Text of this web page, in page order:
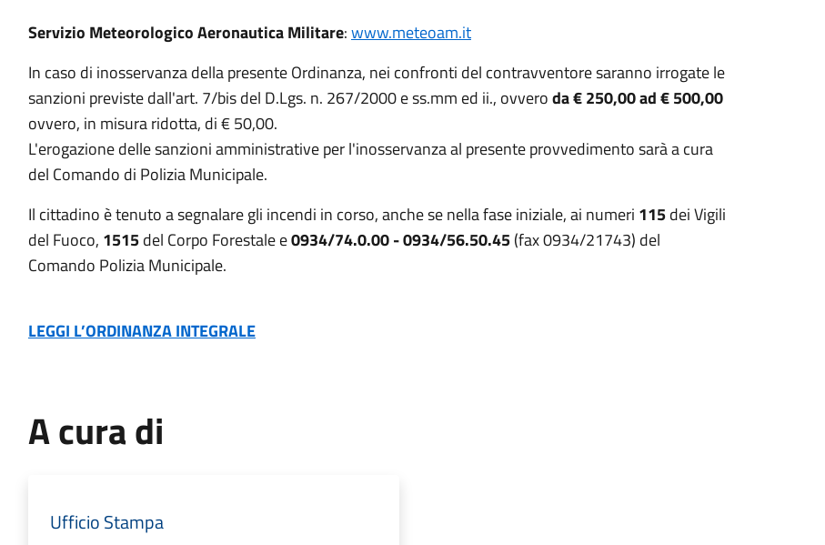
Servizio Meteorologico Aeronautica Militare:www.meteoam.it
In caso di inosservanza della presente Ordinanza, nei confronti del contravventore saranno irrogate le
sanzioni previste dall'art. 7/bis del D.Lgs. n. 267/2000 e ss.mm ed ii., ovveroda € 250,00 ad € 500,00
ovvero, in misura ridotta, di € 50,00.
L'erogazione delle sanzioni amministrative per l'inosservanza al presente provvedimento sarà a cura
del Comando di Polizia Municipale.
Il cittadino è tenuto a segnalare gli incendi in corso, anche se nella fase iniziale, ai numeri 115dei Vigili
del Fuoco, 1515del Corpo Forestale e0934/74.0.00 - 0934/56.50.45(fax 0934/21743) del
Comando Polizia Municipale.
LEGGI L’ORDINANZA INTEGRALE
A cura di
Ufficio Stampa